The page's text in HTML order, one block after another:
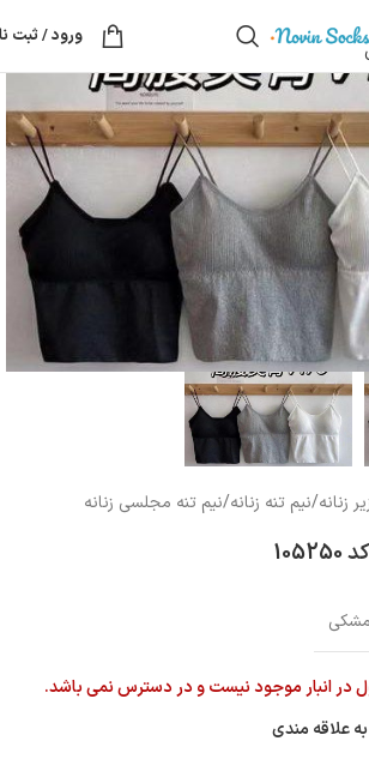
ورود / ثبت
زنانه/نیم تنه زنانه/نیم تنه مجلسی زنانه
مشکی
انبار موجود نیست و در دسترس نمی باشد.
علاقه مندی